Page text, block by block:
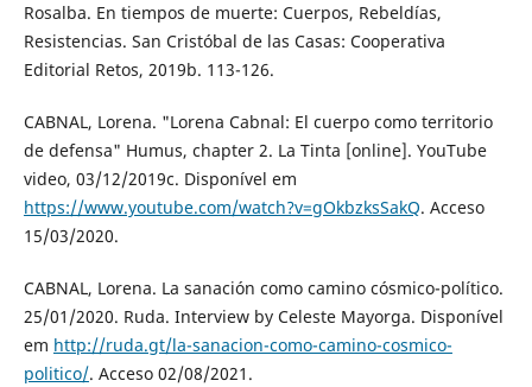
Rosalba. En tiempos de muerte: Cuerpos, Rebeldías,
Resistencias. San Cristóbal de las Casas: Cooperativa
Editorial Retos, 2019b. 113-126.
CABNAL, Lorena. "Lorena Cabnal: El cuerpo como territorio
de defensa" Humus, chapter 2. La Tinta [online]. YouTube
video, 03/12/2019c. Disponível em
https://www.youtube.com/watch?v=gOkbzksSakQ. Acceso
15/03/2020.
CABNAL, Lorena. La sanación como camino cósmico-político.
25/01/2020. Ruda. Interview by Celeste Mayorga. Disponível
em http://ruda.gt/la-sanacion-como-camino-cosmico-
politico/. Acceso 02/08/2021.